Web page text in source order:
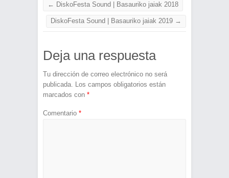
← DiskoFesta Sound | Basauriko jaiak 2018
DiskoFesta Sound | Basauriko jaiak 2019 →
Deja una respuesta
Tu dirección de correo electrónico no será
publicada. Los campos obligatorios están
marcados con *
Comentario *